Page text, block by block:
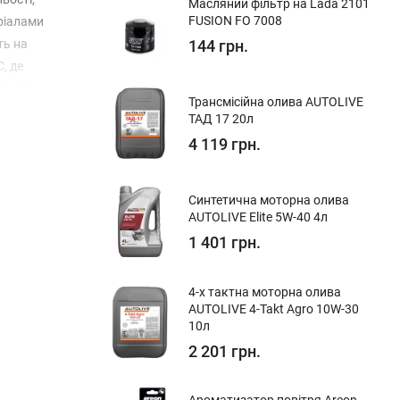
на
де
Масляний фільтр на Lada 2101
FUSION FO 7008
144 грн.
Трансмісійна олива AUTOLIVE
ТАД 17 20л
4 119 грн.
Синтетична моторна олива
AUTOLIVE Elite 5W-40 4л
1 401 грн.
4-х тактна моторна олива
AUTOLIVE 4-Takt Agro 10W-30
10л
2 201 грн.